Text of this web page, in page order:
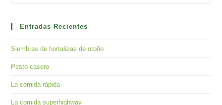
Entradas Recientes
Siembras de hortalizas de otoño
Pesto casero
La comida rápida
La comida superhighway